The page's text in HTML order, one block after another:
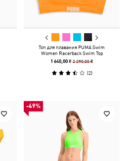
Топ для плавания PUMA Swim
Women Racerback Swim Top
1 640,00 ₴2 290,00 ₴
(2)
-49%